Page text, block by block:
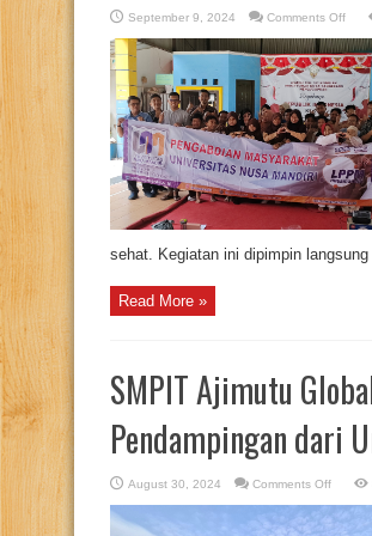
September 9, 2024 Comments Offon
yang
anak
sehat. Kegiatan ini dipimpin
Read More »
SMPIT Ajimutu
Pendampingan dari
August 30, 2024 Comments Offon
Ajimutu